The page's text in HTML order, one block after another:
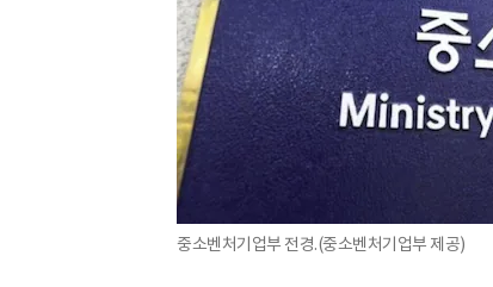
중소벤처기업부 전경.(중소벤처기업부 제공)